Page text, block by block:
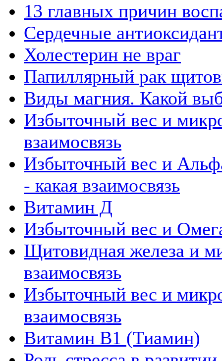
13 главных причин
Сердечные
Холестерин не враг
Папиллярный рак
Виды магния. Какой
Избыточный вес и
взаимосвязь
Избыточный вес и
- какая взаимосвязь
Витамин Д
Избыточный вес и
Щитовидная железа и
взаимосвязь
Избыточный вес и
взаимосвязь
Витамин В1 (Тиамин)